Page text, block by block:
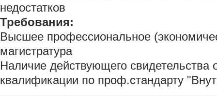
недостатков
Требования:
Высшее профессиональное
магистратура
Наличие действующего свидетельства
квалификации по проф.стандарту